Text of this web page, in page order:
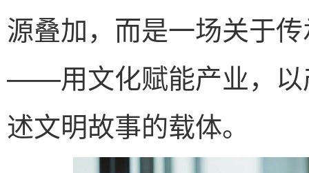
源叠加，而是一场关于
——用文化赋能产业，以
述文明故事的载体。